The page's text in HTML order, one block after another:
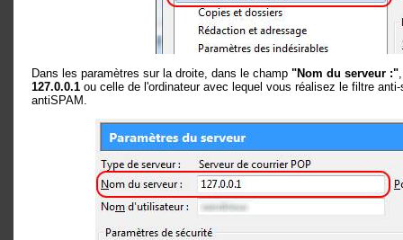
Dans les paramètres sur la droite, dans le champ "Nom du serveur :"
127.0.0.1 ou celle de l'ordinateur avec lequel vous réalisez le filtre
antiSPAM.